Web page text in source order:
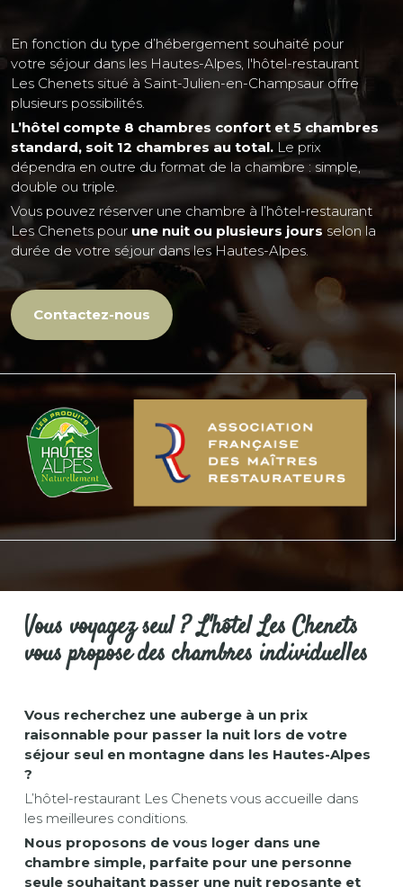
En fonction du type d’hébergement souhaité pour
votre séjour dans les Hautes-Alpes, l'hôtel-restaurant
Les Chenets situé à Saint-Julien-en-Champsaur offre
plusieurs possibilités.
L’hôtel compte 8 chambres confort et 5 chambres
standard, soit 12 chambres au total. Le prix
dépendra en outre du format de la chambre : simple,
double ou triple.
Vous pouvez réserver une chambre à l’hôtel-restaurant
Les Chenets pour une nuit ou plusieurs jours selon la
durée de votre séjour dans les Hautes-Alpes.
Contactez-nous
Vous voyagez seul ? L'hôtel Les Chenets
vous propose des chambres individuelles
Vous recherchez une auberge à un prix
raisonnable pour passer la nuit lors de votre
séjour seul en montagne dans les Hautes-Alpes
?
L’hôtel-restaurant Les Chenets vous accueille dans
les meilleures conditions.
Nous proposons de vous loger dans une
chambre simple, parfaite pour une personne
seule souhaitant passer une nuit reposante et